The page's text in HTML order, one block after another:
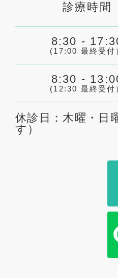
診療時間
8:30 -
(17:00 最終受付
8:30 -
(12:30 最終受付
休診日：木曜・日
す）